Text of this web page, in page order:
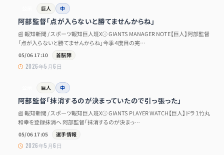
巨人 中
阿部監督「点が入らないと勝てませんからね」
📰 報知新聞 / スポーツ報知巨人班X⚾ GIANTS MANAGER NOTE【巨人】阿部監督
「点が入らないと勝てませんからね」今季４度目の完…
05/06 17:10 首脳陣
2026年5月6日
巨人 中
阿部監督「抹消するのが決まっていたので引っ張った」
📰 報知新聞 / スポーツ報知巨人班X⚾ GIANTS PLAYER WATCH【巨人】ドラ１竹丸
和幸を登録抹消へ 阿部監督「抹消するのが決まっ…
05/06 17:05 選手情報
2026年5月6日